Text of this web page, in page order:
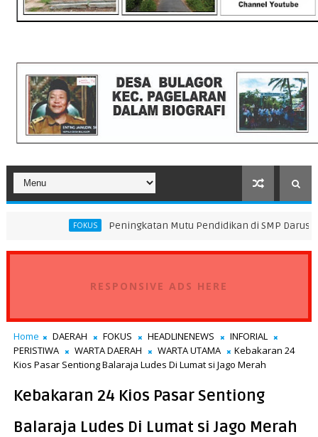
Peningkatan Mutu Pendidikan di SMP Darus Syifa Jakarta
RESPONSIVE ADS HERE
Home DAERAH FOKUS HEADLINENEWS
INFORIAL
PERISTIWA
WARTA DAERAH WARTA UTAMA
Kebakaran 24
Kios Pasar Sentiong Balaraja Ludes Di Lumat si Jago Merah
Kebakaran 24 Kios Pasar Sentiong
Balaraja Ludes Di Lumat si Jago Merah